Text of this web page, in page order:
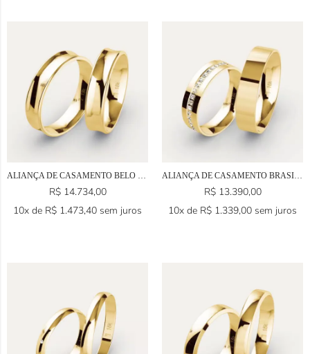
ALIANÇA DE CASAMENTO BELO HORIZONTE EM OURO 18K
R$14.734,00
10x de R$ 1.473,40 sem juros
ALIANÇA DE CASAMENTO BRASILIA EM OURO 18K
R$13.390,00
10x de R$ 1.339,00 sem juros